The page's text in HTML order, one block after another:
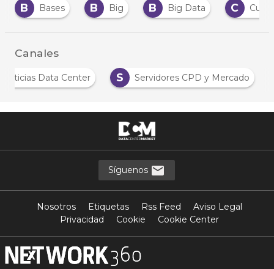
B
Bases B Big B Big Data C
Canales
Noticias Data Center S Servidores CPD y Mercado
Síguenos
Nosotros Etiquetas Rss Feed
Aviso Legal
Privacidad
Cookie Cookie Center